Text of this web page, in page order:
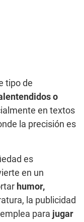
tipo de
o
en textos
la precisión es
es
en un
humor,
la publicidad
para jugar